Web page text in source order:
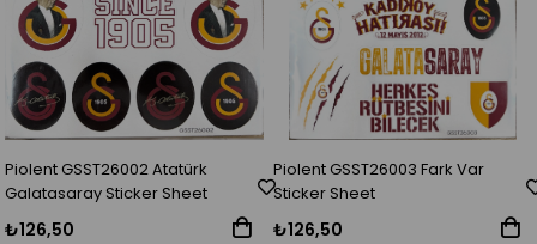
Piolent GSST26002 Atatürk
Galatasaray Sticker Sheet
₺126,50
Piolent GSST26003 Fark Var
Sticker Sheet
₺126,50